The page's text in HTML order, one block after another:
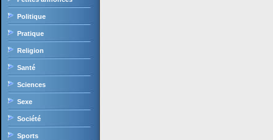
Politique
Pratique
Religion
Santé
Sciences
Sexe
Société
Sports